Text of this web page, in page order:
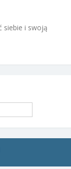
siebie i swoją